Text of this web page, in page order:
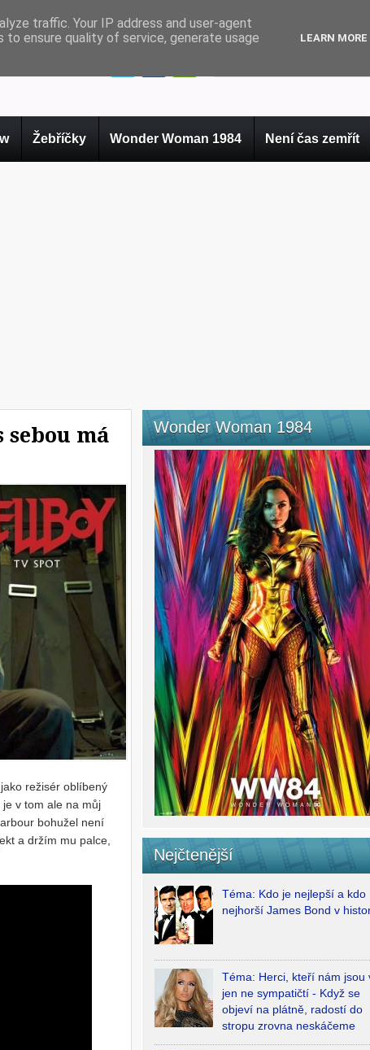
Žebříčky Wonder Woman 1984 Není čas zemřít
má
režisér oblíbený
v tom ale na můj
bohužel není
a držím mu palce,
Wonder Woman 1984
Nejčtenější
Téma: Kdo je nejlepší a kdo
nejhorší James Bond v
Téma: Herci, kteří nám jsou
jen ne sympatičtí - Když se
objeví na plátně, radostí do
stropu zrovna neskáčeme
traffic. Your IP address and user-agent
ensure quality of service, generate usage
LEARN MORE